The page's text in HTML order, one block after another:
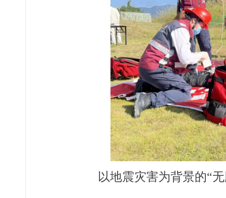
以地震灾害为背景的“